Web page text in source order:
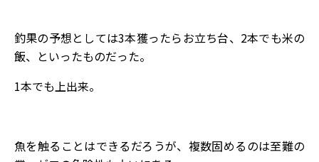
釣果の予想としては3本獲ったらお立ち台、2本でも米の
飯、といったものだった。
1本でも上出来。
魚を触ることはできるだろうが、複数固めるのは至難の